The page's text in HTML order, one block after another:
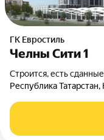
ГК Евростиль
Челны Сити 1
Строится, есть сданные
Республика